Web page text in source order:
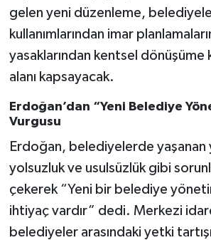
gelen yeni düzenleme,
kullanımlarından imar
yasaklarından kentsel dönüşüme
alanı kapsayacak.
Erdoğan’dan “Yeni Belediye
Vurgusu
Erdoğan, belediyelerde yaşanan
yolsuzluk ve usulsüzlük gibi
çekerek “Yeni bir belediye
ihtiyaç vardır” dedi. Merkezi
belediyeler arasındaki yetki